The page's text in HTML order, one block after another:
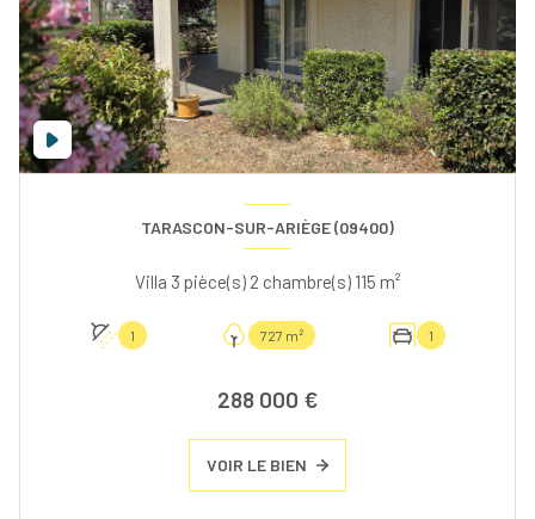
TARASCON-SUR-ARIÈGE (09400)
Villa 3 pièce(s) 2 chambre(s) 115 m²
1 727 m² 1
288 000 €
VOIR LE BIEN